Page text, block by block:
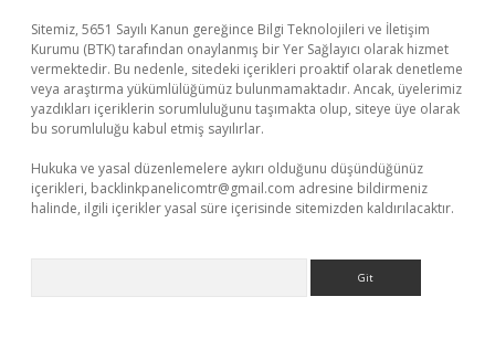
Sitemiz, 5651 Sayılı Kanun gereğince Bilgi Teknolojileri ve İletişim
Kurumu (BTK) tarafından onaylanmış bir Yer Sağlayıcı olarak hizmet
vermektedir. Bu nedenle, sitedeki içerikleri proaktif olarak denetleme
veya araştırma yükümlülüğümüz bulunmamaktadır. Ancak, üyelerimiz
yazdıkları içeriklerin sorumluluğunu taşımakta olup, siteye üye olarak
bu sorumluluğu kabul etmiş sayılırlar.
Hukuka ve yasal düzenlemelere aykırı olduğunu düşündüğünüz
içerikleri, backlinkpanelicomtr@gmail.com adresine bildirmeniz
halinde, ilgili içerikler yasal süre içerisinde sitemizden kaldırılacaktır.